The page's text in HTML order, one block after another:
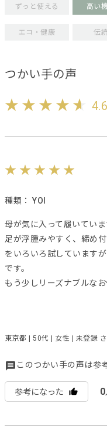
ずっと使える 高い
エコ・健康 伝
つかい手の声
4.6
種類： YOI
母が気に入って履いていま
足が浮腫みやすく、締め
をいろいろ試しています
です。
もう少しリーズナブルなお
東京都 | 50代 | 女性 | 未登録
このつかい手の声は参
参考になった 0